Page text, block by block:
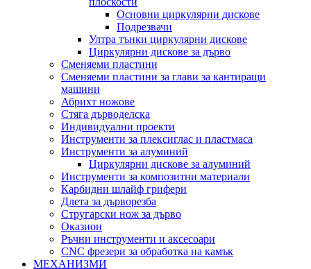
Основни циркулярни дискове
Подрезвачи
Ултра тънки циркулярни дискове
Циркулярни дискове за дърво
Сменяеми пластини
Сменяеми пластини за глави за кантиращи
машини
Абрихт ножове
Стяга дърводелска
Индивидуални проекти
Инструменти за плексиглас и пластмаса
Инструменти за алуминий
Циркулярни дискове за алуминий
Инструменти за композитни материали
Карбидни шлайф грифери
Длета за дърворезба
Стругарски нож за дърво
Оказион
Ръчни инструменти и аксесоари
CNC фрезери за обработка на камък
МЕХАНИЗМИ